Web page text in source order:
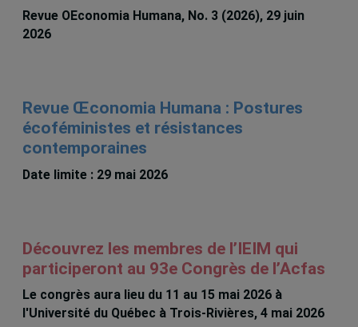
Revue OEconomia Humana, No. 3 (2026), 29 juin
2026
Revue Œconomia Humana : Postures
écoféministes et résistances
contemporaines
Date limite : 29 mai 2026
Découvrez les membres de l’IEIM qui
participeront au 93e Congrès de l’Acfas
Le congrès aura lieu du 11 au 15 mai 2026 à
l'Université du Québec à Trois-Rivières, 4 mai 2026